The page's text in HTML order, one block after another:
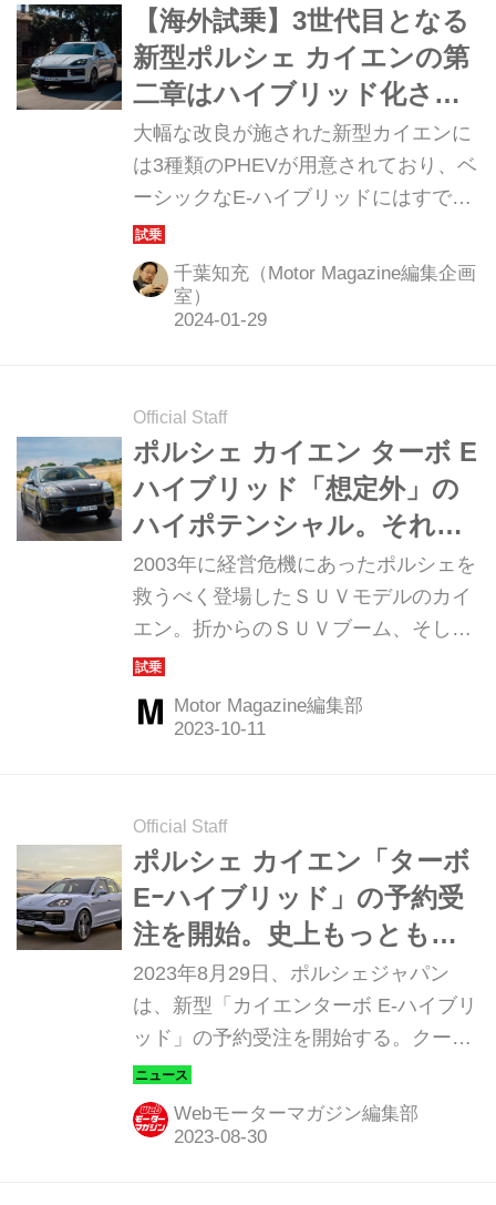
【海外試乗】3世代目となる
新型ポルシェ カイエンの第
二章はハイブリッド化され
たフラッグシップから始ま
った
大幅な改良が施された新型カイエンに
は3種類のPHEVが用意されており、ベ
ーシックなE-ハイブリッドにはすでに
試乗済みだ。今回はＳ E-ハイブリッド
とトップモデルのターボ Ｅ-ハイブリ
ッド、そしてターボE-ハイブリッド
with GTパッケージに試乗した。
千葉知充（Motor Magazine編集企画
室）
Official Staff
ポルシェ カイエン ターボ E
ハイブリッド「想定外」の
ハイポテンシャル。それは
確かにターボGTを超えてい
た【海外試乗レポート】
2003年に経営危機にあったポルシェを
救うべく登場したＳＵＶモデルのカイ
エン。折からのＳＵＶブーム、そして
急成長した中国市場の後押しもあって
大ヒット作となり、10年に2代目、そ
して18年に3代目とバトンタッチし
ルのプロトタイプに試乗することがで
きた。（Motor Magazine2023年11月
号より）
Motor Magazine編集部
Official Staff
ポルシェ カイエン「ターボ
Eｰハイブリッド」の予約受
注を開始。史上もっともパ
ワフルな走りを実現した、
ラグジュアリーSUVだ
2023年8月29日、ポルシェジャパン
は、新型「カイエンターボ E-ハイブリ
ッド」の予約受注を開始する。クーペ
には、GTパッケージ装着車も設定され
る。
Webモーターマガジン編集部